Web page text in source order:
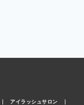
アイラッシュサロン